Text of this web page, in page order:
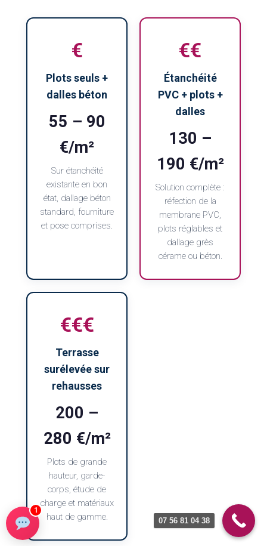
€
Plots seuls +
dalles béton
55 – 90
€/m²
Sur étanchéité
existante en bon
état, dallage béton
standard, fourniture
et pose comprises.
€€
Étanchéité
PVC + plots +
dalles
130 –
190 €/m²
Solution complète :
réfection de la
membrane PVC,
plots réglables et
dallage grès
cérame ou béton.
€€€
Terrasse
surélevée sur
rehausses
200 –
280 €/m²
Plots de grande
hauteur, garde-
corps, étude de
charge et matériaux
haut de gamme.
07 56 81 04 38
1